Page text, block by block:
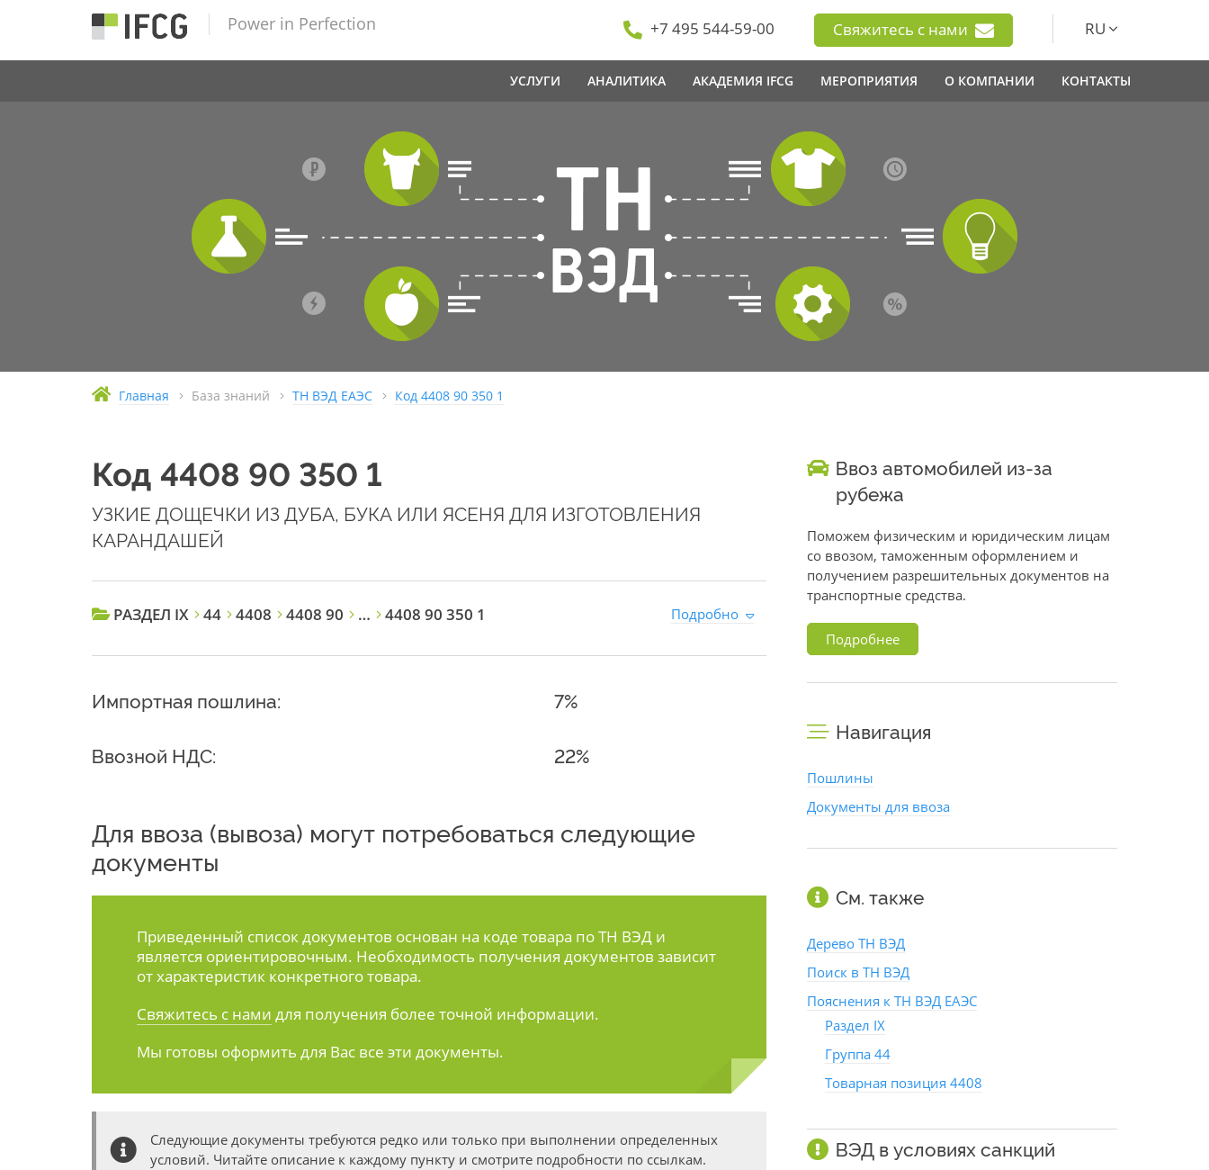
Power in Perfection +7 495 544-59-00 Свяжитесь с нами RU
УСЛУГИ АНАЛИТИКА АКАДЕМИЯ IFCG МЕРОПРИЯТИЯ О КОМПАНИИ КОНТАКТЫ
Главная База знаний ТН ВЭД ЕАЭС Код 4408 90 350 1
Код 4408 90 350 1
УЗКИЕ ДОЩЕЧКИ ИЗ ДУБА, БУКА ИЛИ ЯСЕНЯ ДЛЯ ИЗГОТОВЛЕНИЯ
КАРАНДАШЕЙ
РАЗДЕЛ IX 44 4408 4408 90 … 4408 90 350 1 Подробно
Импортная пошлина: 7%
Ввозной НДС: 22%
Для ввоза (вывоза) могут потребоваться следующие
документы
Приведенный список документов основан на коде товара по ТН ВЭД и
является ориентировочным. Необходимость получения документов зависит
от характеристик конкретного товара.
Свяжитесь с нами для получения более точной информации.
Мы готовы оформить для Вас все эти документы.
Следующие документы требуются редко или только при выполнении определенных
условий. Читайте описание к каждому пункту и смотрите подробности по ссылкам.
Ввоз автомобилей из-за
рубежа
Поможем физическим и юридическим лицам
со ввозом, таможенным оформлением и
получением разрешительных документов на
транспортные средства.
Подробнее
Навигация
Пошлины
Документы для ввоза
См. также
Дерево ТН ВЭД
Поиск в ТН ВЭД
Пояснения к ТН ВЭД ЕАЭС
Раздел IX
Группа 44
Товарная позиция 4408
ВЭД в условиях санкций